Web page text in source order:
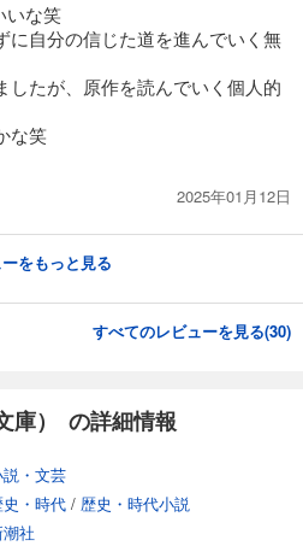
いな笑
に自分の信じた道を進んでいく無
したが、原作を読んでいく個人的
な笑
2025年01月12日
をもっと見る
すべてのレビューを見る(30)
庫） の詳細情報
・文芸
・時代 / 歴史・時代小説
潮社